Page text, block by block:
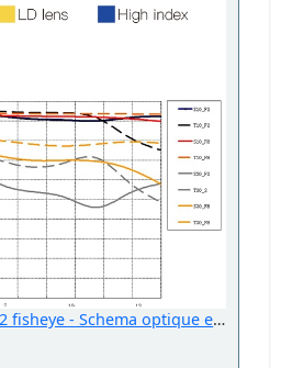
- Schema optique et courbes MTF.jpg